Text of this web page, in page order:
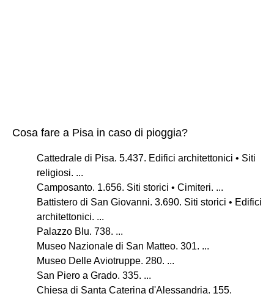
Cosa fare a Pisa in caso di pioggia?
Cattedrale di Pisa. 5.437. Edifici architettonici • Siti
religiosi. ...
Camposanto. 1.656. Siti storici • Cimiteri. ...
Battistero di San Giovanni. 3.690. Siti storici • Edifici
architettonici. ...
Palazzo Blu. 738. ...
Museo Nazionale di San Matteo. 301. ...
Museo Delle Aviotruppe. 280. ...
San Piero a Grado. 335. ...
Chiesa di Santa Caterina d'Alessandria. 155.